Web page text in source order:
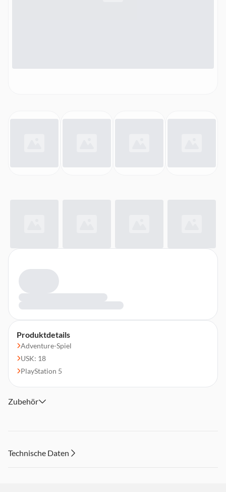
Produktdetails
Adventure-Spiel
USK: 18
PlayStation 5
Zubehör
Technische Daten